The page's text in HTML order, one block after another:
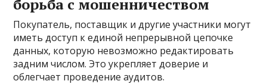
борьба с мошенничеством
Покупатель, поставщик и другие участники могут
иметь доступ к единой непрерывной цепочке
данных, которую невозможно редактировать
задним числом. Это укрепляет доверие и
облегчает проведение аудитов.